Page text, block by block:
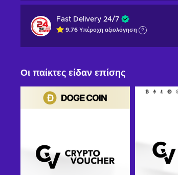
Fast Delivery 24/7
9.76 Υπέροχη αξιολόγηση
Οι παίκτες είδαν επίσης